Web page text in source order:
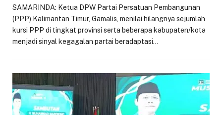
SAMARINDA: Ketua DPW Partai Persatuan Pembangunan
(PPP) Kalimantan Timur, Gamalis, menilai hilangnya sejumlah
kursi PPP di tingkat provinsi serta beberapa kabupaten/kota
menjadi sinyal kegagalan partai beradaptasi…